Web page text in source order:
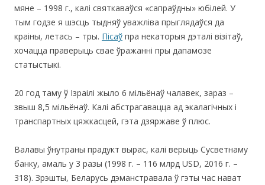
мяне – 1998 г., калі святкаваўся «сапраўдны» юбілей. У
тым годзе я шэсць тыдняў уважліва прыглядаўся да
краіны, летась – тры. Пісаў пра некаторыя дэталі візітаў,
хочацца праверыць свае ўражанні пры дапамозе
статыстыкі.
20 год таму ў Ізраілі жыло 6 мільёнаў чалавек, зараз –
звыш 8,5 мільёнаў. Калі абстрагавацца ад экалагічных і
транспартных цяжкасцей, гэта дзяржаве ў плюс.
Валавы ўнутраны прадукт вырас, калі верыць Сусветнаму
банку, амаль у 3 разы (1998 г. – 116 млрд USD, 2016 г. –
318). Зрэшты, Беларусь дэманстравала ў гэты час нават